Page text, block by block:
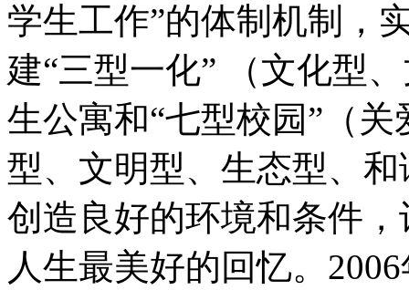
学生工作”的体制机制，
建“三型一化” （文化型
生公寓和“七型校园”（
型、文明型、生态型、
创造良好的环境和条件
人生最美好的回忆。